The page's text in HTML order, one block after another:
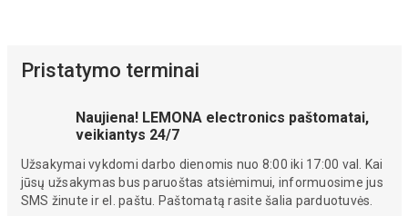
Pristatymo terminai
Naujiena! LEMONA electronics paštomatai,
veikiantys 24/7
Užsakymai vykdomi darbo dienomis nuo 8:00 iki 17:00 val. Kai
jūsų užsakymas bus paruoštas atsiėmimui, informuosime jus
SMS žinute ir el. paštu. Paštomatą rasite šalia parduotuvės.